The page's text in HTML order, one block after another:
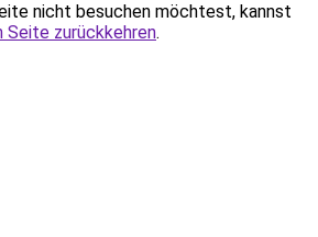
nicht besuchen möchtest, kannst
Seite zurückkehren.